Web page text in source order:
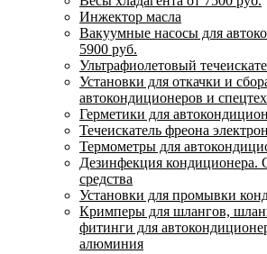
Инжектор масла
Вакуумные насосы для
5900 руб.
Ультрафиолетовый
Установки для откачки и
автокондиционеров и
Герметики для
Течеискатель фреона
Термометры для
Дезинфекция кондиционера.
средства
Установки для промывки
Кримперы для шлангов,
фитинги для
алюминия